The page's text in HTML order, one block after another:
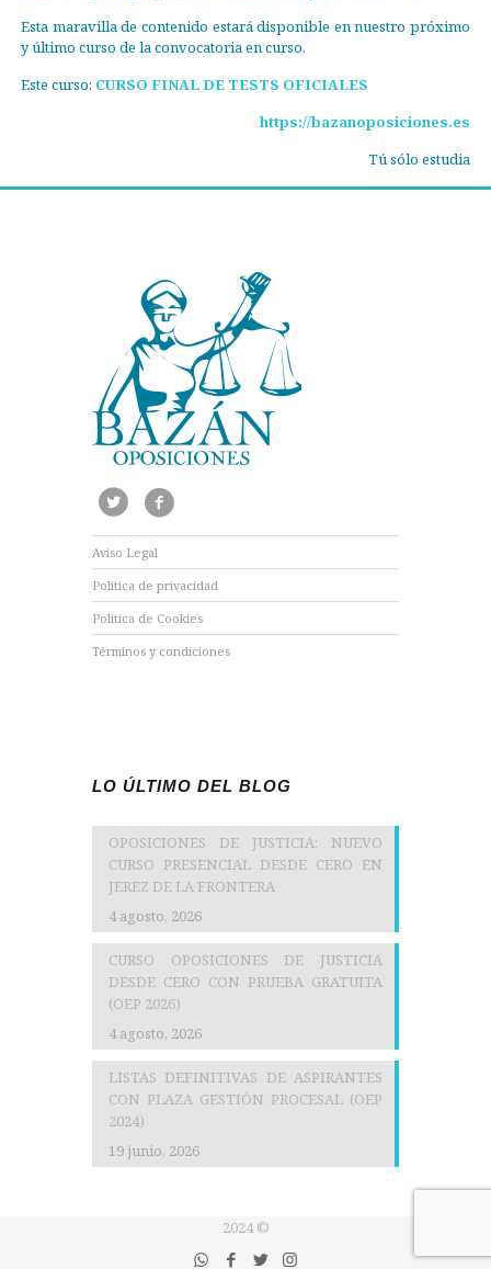
Esta maravilla de contenido estará disponible en nuestro próximo
y último curso de la convocatoria en curso.
Este curso: CURSO FINAL DE TESTS OFICIALES
https://bazanoposiciones.es
Tú sólo estudia
Aviso Legal
Política de privacidad
Política de Cookies
Términos y condiciones
LO ÚLTIMO DEL BLOG
OPOSICIONES DE JUSTICIA: NUEVO
CURSO PRESENCIAL DESDE CERO EN
JEREZ DE LA FRONTERA
4 agosto, 2026
CURSO OPOSICIONES DE JUSTICIA
DESDE CERO CON PRUEBA GRATUITA
(OEP 2026)
4 agosto, 2026
LISTAS DEFINITIVAS DE ASPIRANTES
CON PLAZA GESTIÓN PROCESAL (OEP
2024)
19 junio, 2026
2024 ©